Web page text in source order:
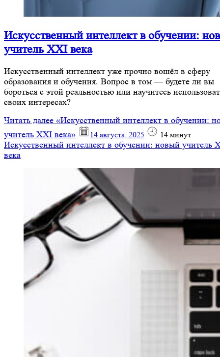
Искусственный интеллект в обучении:
учитель XXI века
Искусственный интеллект уже прочно вошёл в сферу
образования и обучения. Вопрос в том — будете ли вы
бороться с этой реальностью или научитесь
своих интересах?
Читать далее «Искусственный интеллект в обучении:
учитель XXI века»
14 августа, 2025 14 минут
Искусственный интеллект в обучении: новый учитель
века